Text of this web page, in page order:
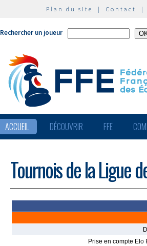
Plan du site | Contact |
Rechercher un joueur
ACCUEIL DÉCOUVRIR FFE
Tournois de la Ligue
Prise en compte Elo